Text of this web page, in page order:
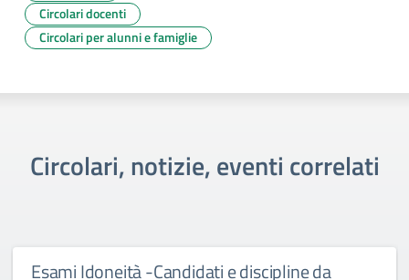
Circolari docenti
Circolari per alunni e famiglie
Circolari, notizie, eventi correlati
Esami Idoneità -Candidati e discipline da